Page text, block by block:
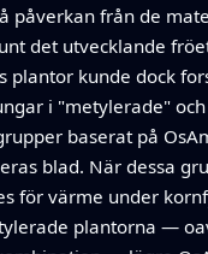
påverkan från de
det utvecklande
plantor kunde dock
i "metylerade"
baserat på
blad. När dessa
för värme under
plantorna —